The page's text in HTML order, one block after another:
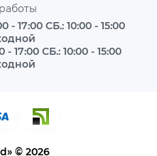
- 17:00 СБ.: 10:00 - 15:00
17:00 СБ.: 10:00 - 15:00
© 2026